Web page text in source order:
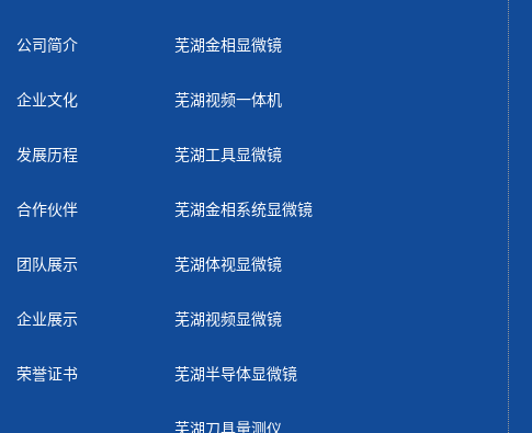
公司简介
企业文化
发展历程
合作伙伴
团队展示
企业展示
荣誉证书
芜湖金相显微镜
芜湖视频一体机
芜湖工具显微镜
芜湖金相系统显微镜
芜湖体视显微镜
芜湖视频显微镜
芜湖半导体显微镜
芜湖刀具量测仪